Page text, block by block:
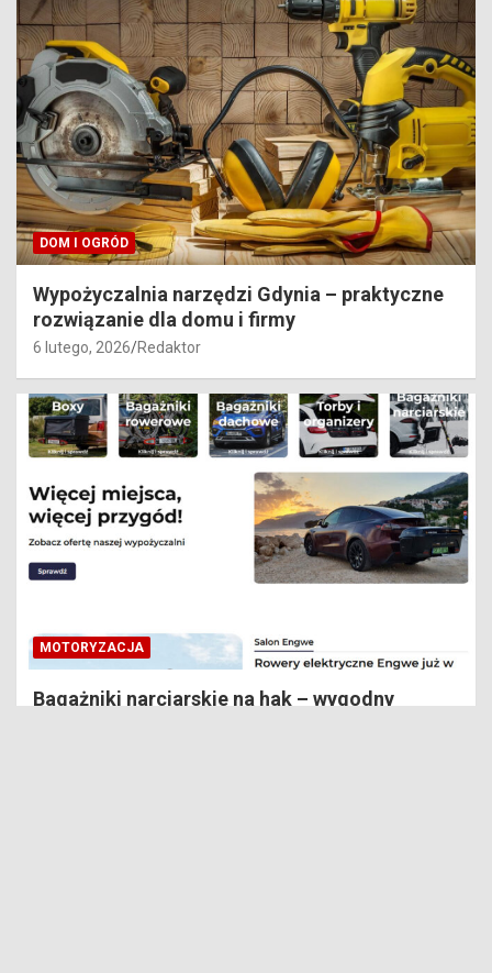
DOM I OGRÓD
Wypożyczalnia narzędzi Gdynia – praktyczne
rozwiązanie dla domu i firmy
6 lutego, 2026 Redaktor
MOTORYZACJA
Bagażniki narciarskie na hak – wygodny